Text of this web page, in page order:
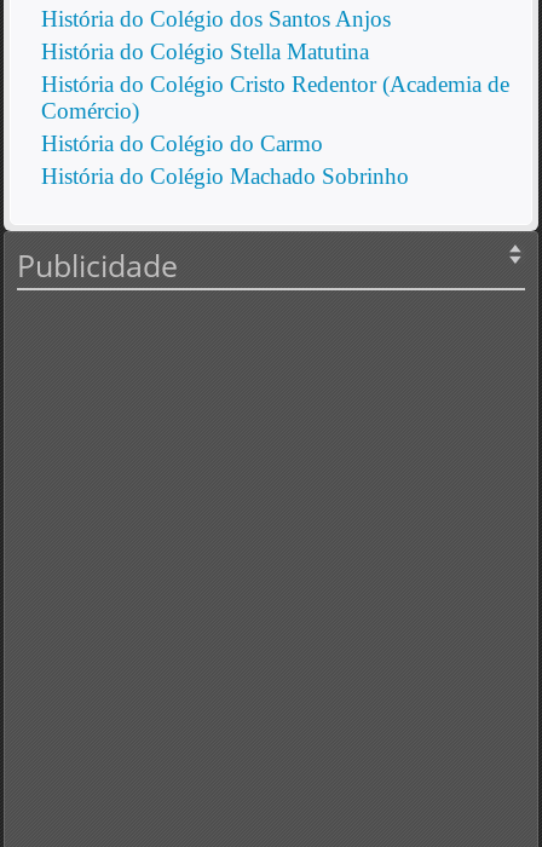
História do Colégio dos Santos Anjos
História do Colégio Stella Matutina
História do Colégio Cristo Redentor (Academia de
Comércio)
História do Colégio do Carmo
História do Colégio Machado Sobrinho
Publicidade